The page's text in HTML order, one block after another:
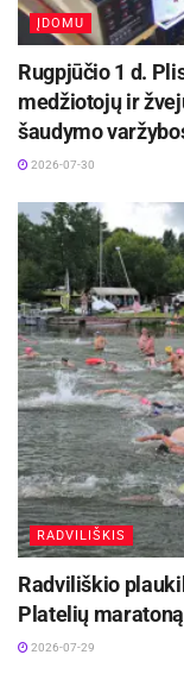
ĮDOMU
Rugpjūčio 1 d.
medžiotojų ir
šaudymo
2026-07-30
RADVILIŠKIS
Radviliškio
Platelių maratoną
2026-07-29